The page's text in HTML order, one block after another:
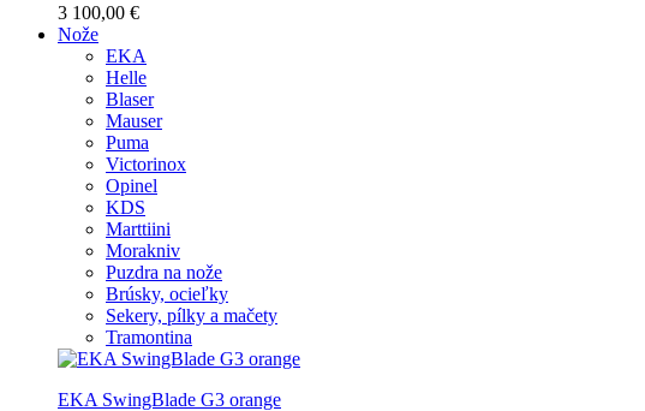
3 100,00 €
Nože
EKA
Helle
Blaser
Mauser
Puma
Victorinox
Opinel
KDS
Marttiini
Morakniv
Puzdra na nože
Brúsky, ocieľky
Sekery, pílky a mačety
Tramontina
EKA SwingBlade G3 orange